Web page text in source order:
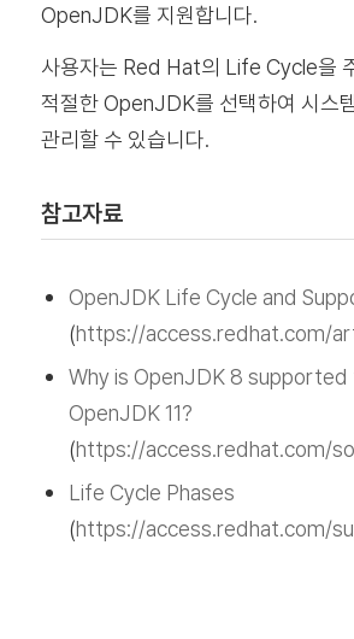
OpenJDK를 지원합니다.
사용자는 Red Hat의 Life Cycle을
적절한 OpenJDK를 선택하여 시스
관리할 수 있습니다.
참고자료
OpenJDK Life Cycle and
(https://access.redhat.com/
Why is OpenJDK 8 supported
OpenJDK 11?
(https://access.redhat.com/
Life Cycle Phases
(https://access.redhat.com/